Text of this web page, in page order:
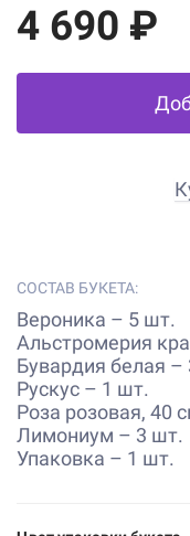
4 690 ₽
СОСТАВ БУКЕТА:
Вероника – 5 шт.
Альстромерия
Бувардия белая –
Рускус – 1 шт.
Роза розовая, 40
Лимониум – 3 шт.
Упаковка – 1 шт.